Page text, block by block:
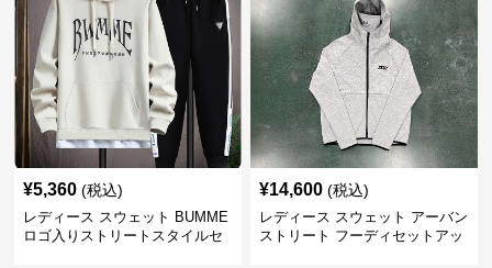
¥5,360 (税込)
レディース スウェット BUMME
ロゴ入りストリートスタイルセ
¥14,600 (税込)
レディース スウェット アーバン
ストリート フーディセットアッ